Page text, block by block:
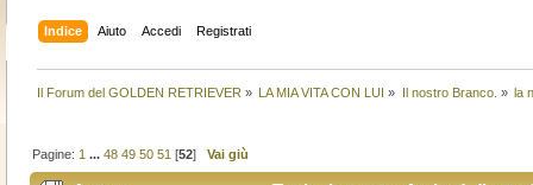
Indice Aiuto Accedi Registrati
Il Forum del GOLDEN RETRIEVER » LA MIA VITA CON LUI » Il nostro Branco. » la
Pagine: 1 ...48 49 50 51 [52]Vai giù